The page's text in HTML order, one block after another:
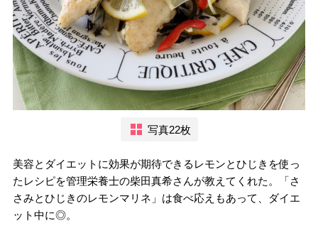
写真22枚
美容とダイエットに効果が期待できるレモンとひじきを使っ
たレシピを管理栄養士の柴田真希さんが教えてくれた。「さ
さみとひじきのレモンマリネ」は食べ応えもあって、ダイエ
ット中に◎。